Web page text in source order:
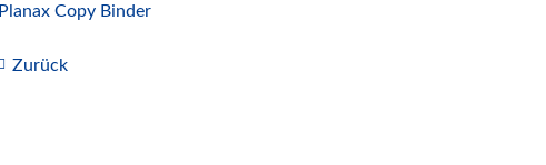
Planax Copy Binder
Zurück